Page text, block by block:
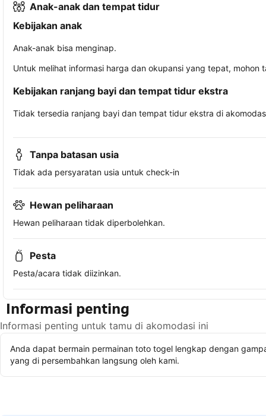
Anak-anak dan tempat tidur
Kebijakan anak
Anak-anak bisa menginap.
Untuk melihat informasi harga dan okupansi yang tepat,
Kebijakan ranjang bayi dan tempat tidur ekstra
Tidak tersedia ranjang bayi dan tempat tidur ekstra di
Tanpa batasan usia
Tidak ada persyaratan usia untuk check-in
Hewan peliharaan
Hewan peliharaan tidak diperbolehkan.
Pesta
Pesta/acara tidak diizinkan.
Informasi penting
Informasi penting untuk tamu di akomodasi ini
Anda dapat bermain permainan toto togel lengkap dengan
yang di persembahkan langsung oleh kami.